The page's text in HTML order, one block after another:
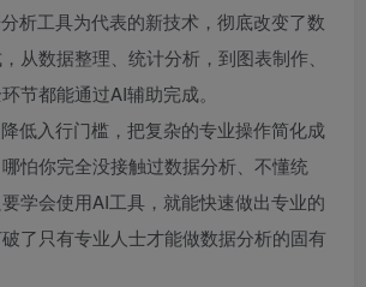
析工具为代表的新技术，彻底改变了数
从数据整理、统计分析，到图表制作、
节都能通过AI辅助完成。
低入行门槛，把复杂的专业操作简化成
怕你完全没接触过数据分析、不懂统
学会使用AI工具，就能快速做出专业的
了只有专业人士才能做数据分析的固有